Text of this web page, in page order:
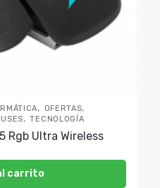
, OFERTAS,
,TECNOLOGÍA
Rgb Ultra Wireless
carrito